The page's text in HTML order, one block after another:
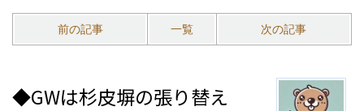
前の記事 一覧 次の記事
◆GWは杉皮塀の張り替え